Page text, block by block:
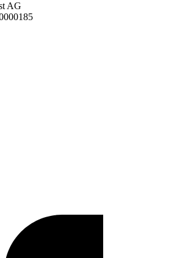
AG